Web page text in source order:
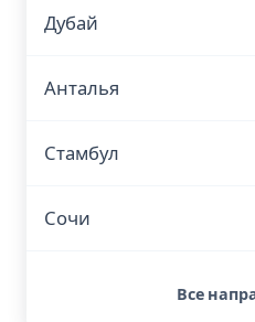
Дубай
Анталья
Стамбул
Сочи
Все